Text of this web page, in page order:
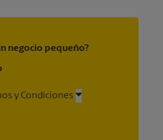
negocio pequeño?
y Condiciones
electrónicos de The UPS Store
promociones y mensajes
darse de baja en cualquier